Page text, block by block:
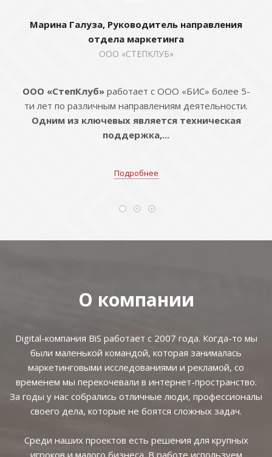
Марина Галуза, Руководитель направления
отдела маркетинга
ООО «СТЕПКЛУБ»
ООО «СтепКлуб»работает с ООО «БИС» более 5-
ти лет по различным направлениям деятельности.
Одним из ключевых является техническая
поддержка,...
Подробнее
О компании
Digital-компания BiS работает с 2007 года. Когда-то мы
были маленькой командой, которая занималась
маркетинговыми исследованиями и рекламой, со
временем мы перекочевали в интернет-пространство.
За годы у нас собрались отличные люди, профессионалы
своего дела, которые не боятся сложных задач.
Среди наших проектов есть решения для крупных
игроков и малого бизнеса. В работе используем